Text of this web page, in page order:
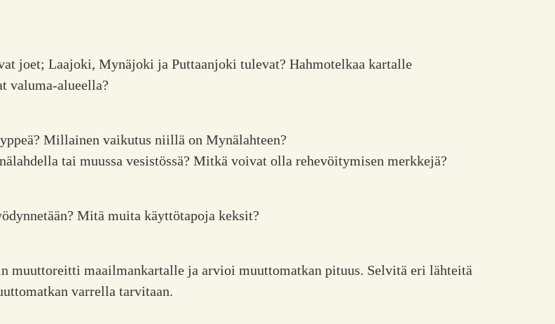
joet; Laajoki, Mynäjoki ja Puttaanjoki tulevat? Hahmotelkaa kartalle
valuma-alueella?
Millainen vaikutus niillä on Mynälahteen?
tai muussa vesistössä? Mitkä voivat olla rehevöitymisen merkkejä?
Mitä muita käyttötapoja keksit?
maailmankartalle ja arvioi muuttomatkan pituus. Selvitä eri lähteitä
varrella tarvitaan.